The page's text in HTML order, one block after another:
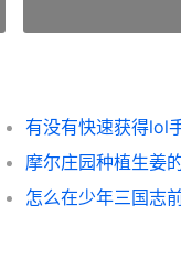
怎么在少年三国志